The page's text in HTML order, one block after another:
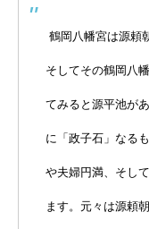
鶴岡八幡宮は源頼
そしてその鶴岡八
てみると源平池が
に「政子石」なる
や夫婦円満、そし
ます。元々は源頼